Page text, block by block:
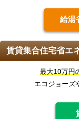
給湯
賃貸集合住宅省エ
最大10万円
エコジョーズ